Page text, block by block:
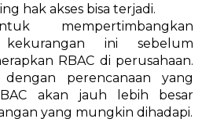
hak akses bisa terjadi.
mempertimbangkan
ini sebelum
RBAC di perusahaan.
perencanaan yang
akan jauh lebih besar
yang mungkin dihadapi.